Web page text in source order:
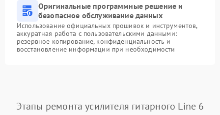
Оригинальные программные решение и
безопасное обслуживание данных
Использование официальных прошивок и инструментов,
аккуратная работа с пользовательскими данными:
резервное копирование, конфиденциальность и
восстановление информации при необходимости
Этапы ремонта усилителя гитарного Line 6